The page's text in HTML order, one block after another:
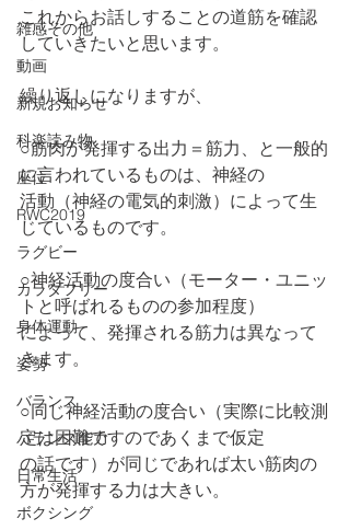
雑感その他
動画
新規お知らせ
科楽読み物
座位
RWC2019
ラグビー
カラダフリー
身体運動
姿勢
バランス
バランス能力
日常生活
ボクシング
これからお話しすることの道筋を確認
していきたいと思います。
繰り返しになりますが、
○筋肉が発揮する出力＝筋力、と一般的
に言われているものは、神経の
活動（神経の電気的刺激）によって生
じているものです。
○神経活動の度合い（モーター・ユニッ
トと呼ばれるものの参加程度）
によって、発揮される筋力は異なって
きます。
○同じ神経活動の度合い（実際に比較測
定は困難ですのであくまで仮定
の話です）が同じであれば太い筋肉の
方が発揮する力は大きい。